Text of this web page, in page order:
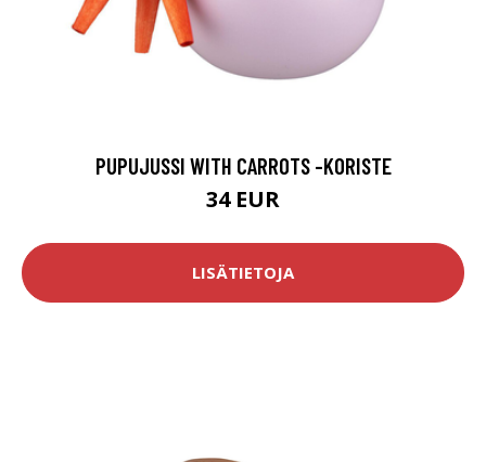
PUPUJUSSI WITH CARROTS -KORISTE
34 EUR
LISÄTIETOJA